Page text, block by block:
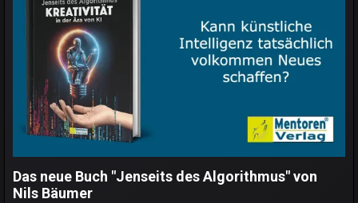
Das neue Buch "Jenseits des Algorithmus" von
Nils Bäumer